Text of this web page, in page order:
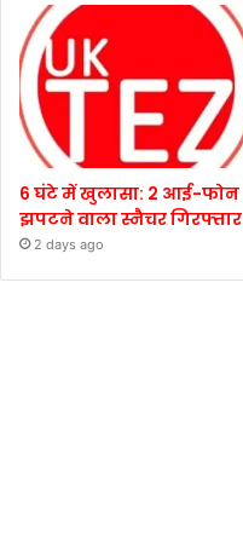
6 घंटे में खुलासा: 2 आई-फोन
झपटने वाला स्नैचर गिरफ्तार
2 days ago